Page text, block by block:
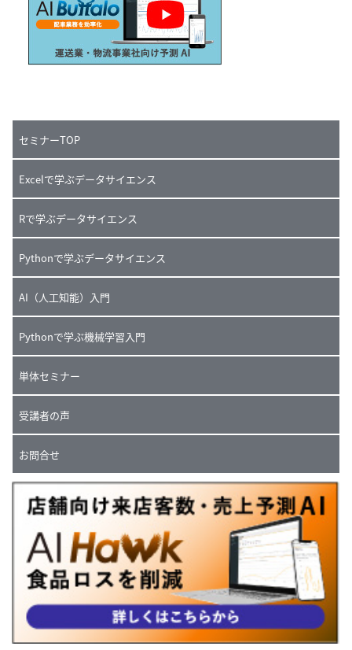
セミナーTOP
Excelで学ぶデータサイエンス
Rで学ぶデータサイエンス
Pythonで学ぶデータサイエンス
AI（人工知能）入門
Pythonで学ぶ機械学習入門
単体セミナー
受講者の声
お問合せ